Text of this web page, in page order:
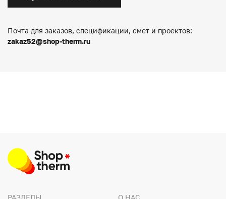
Почта для заказов, спецификации, смет и проектов:
zakaz52@shop-therm.ru